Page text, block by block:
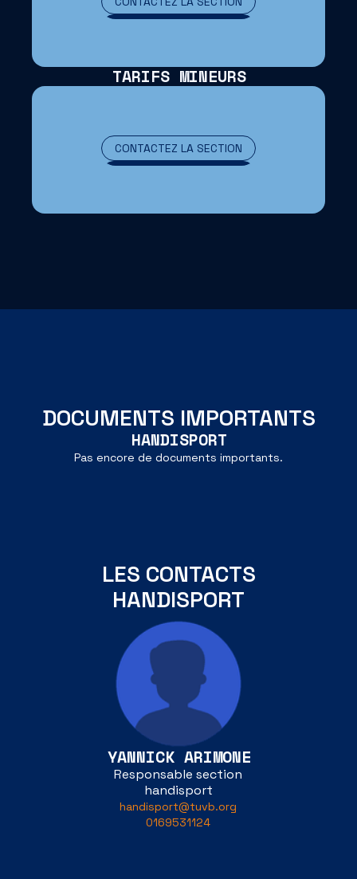
TARIFS MINEURS
CONTACTEZ LA SECTION
DOCUMENTS IMPORTANTS
HANDISPORT
Pas encore de documents importants.
LES CONTACTS
HANDISPORT
YANNICK ARIMONE
Responsable section
handisport
handisport@tuvb.org
0169531124